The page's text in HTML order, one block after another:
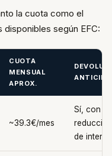
la cuota como el
según EFC:
CUOTA
MENSUAL
APROX.
~39.3€/mes
Sí, con
reducción
de